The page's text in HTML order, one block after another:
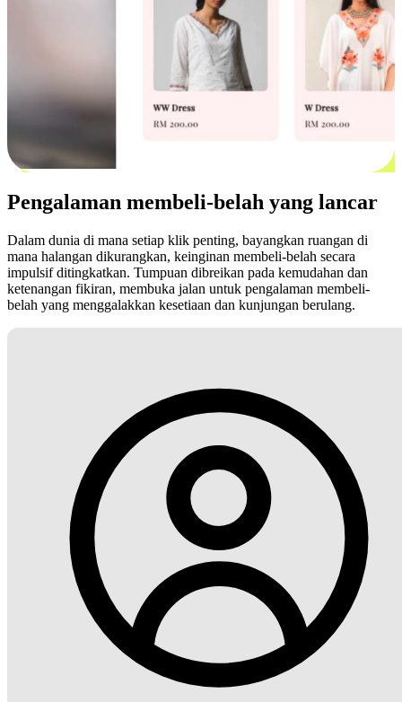
Pengalaman membeli-belah yang lancar
Dalam dunia di mana setiap klik penting, bayangkan ruangan di
mana halangan dikurangkan, keinginan membeli-belah secara
impulsif ditingkatkan. Tumpuan dibreikan pada kemudahan dan
ketenangan fikiran, membuka jalan untuk pengalaman membeli-
belah yang menggalakkan kesetiaan dan kunjungan berulang.